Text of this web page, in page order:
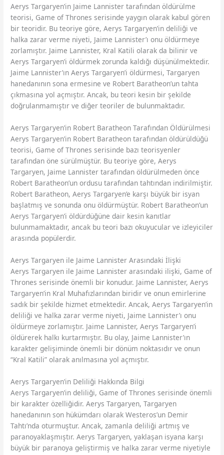
Aerys Targaryen’in Jaime Lannister tarafından öldürülme
teorisi, Game of Thrones serisinde yaygın olarak kabul gören
bir teoridir. Bu teoriye göre, Aerys Targaryen’in deliliği ve
halka zarar verme niyeti, Jaime Lannister’ı onu öldürmeye
zorlamıştır. Jaime Lannister, Kral Katili olarak da bilinir ve
Aerys Targaryen’i öldürmek zorunda kaldığı düşünülmektedir.
Jaime Lannister’ın Aerys Targaryen’i öldürmesi, Targaryen
hanedanının sona ermesine ve Robert Baratheon’un tahta
çıkmasına yol açmıştır. Ancak, bu teori kesin bir şekilde
doğrulanmamıştır ve diğer teoriler de bulunmaktadır.
Aerys Targaryen’in Robert Baratheon Tarafından Öldürülmesi
Aerys Targaryen’in Robert Baratheon tarafından öldürüldüğü
teorisi, Game of Thrones serisinde bazı teorisyenler
tarafından öne sürülmüştür. Bu teoriye göre, Aerys
Targaryen, Jaime Lannister tarafından öldürülmeden önce
Robert Baratheon’un ordusu tarafından tahtından indirilmiştir.
Robert Baratheon, Aerys Targaryen’e karşı büyük bir isyan
başlatmış ve sonunda onu öldürmüştür. Robert Baratheon’un
Aerys Targaryen’i öldürdüğüne dair kesin kanıtlar
bulunmamaktadır, ancak bu teori bazı okuyucular ve izleyiciler
arasında popülerdir.
Aerys Targaryen ile Jaime Lannister Arasındaki İlişki
Aerys Targaryen ile Jaime Lannister arasındaki ilişki, Game of
Thrones serisinde önemli bir konudur. Jaime Lannister, Aerys
Targaryen’in Kral Muhafızlarından biridir ve onun emirlerine
sadık bir şekilde hizmet etmektedir. Ancak, Aerys Targaryen’in
deliliği ve halka zarar verme niyeti, Jaime Lannister’ı onu
öldürmeye zorlamıştır. Jaime Lannister, Aerys Targaryen’i
öldürerek halkı kurtarmıştır. Bu olay, Jaime Lannister’ın
karakter gelişiminde önemli bir dönüm noktasıdır ve onun
“Kral Katili” olarak anılmasına yol açmıştır.
Aerys Targaryen’in Deliliği Hakkında Bilgi
Aerys Targaryen’in deliliği, Game of Thrones serisinde önemli
bir karakter özelliğidir. Aerys Targaryen, Targaryen
hanedanının son hükümdarı olarak Westeros’un Demir
Tahtı’nda oturmuştur. Ancak, zamanla deliliği artmış ve
paranoyaklaşmıştır. Aerys Targaryen, yaklaşan isyana karşı
büyük bir paranoya geliştirmiş ve halka zarar verme niyetiyle